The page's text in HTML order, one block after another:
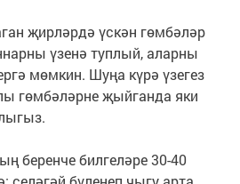
җирләрдә үскән гөмбәләр
үзенә туплый, аларны
мөмкин. Шуңа күрә үзегез
гөмбәләрне җыйганда яки
беренче билгеләре 30-40